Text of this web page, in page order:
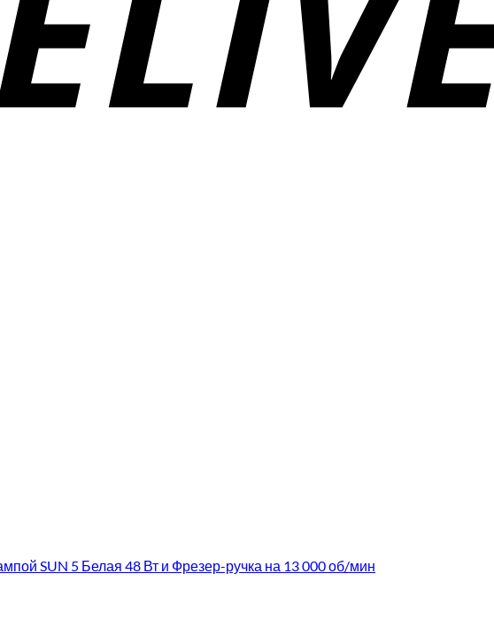
SUN 5 Белая 48 Вт и Фрезер-ручка на 13 000 об/мин